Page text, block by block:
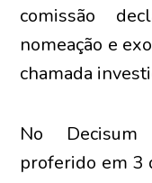
comissão
nomeação e
chamada
No
proferido em 3